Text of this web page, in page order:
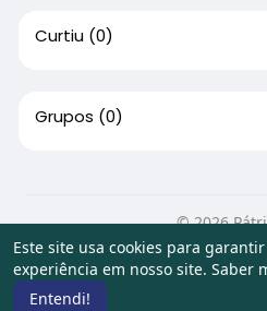
Este site usa cookies para
experiência em nosso site. Saber
Entendi!
Curtiu (0)
Grupos (0)
© 2026
Início
Sobre Contato